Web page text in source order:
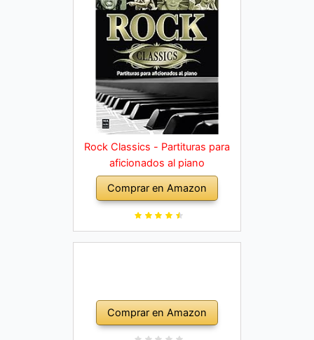
Rock Classics - Partituras para
aficionados al piano
Comprar en Amazon
Comprar en Amazon